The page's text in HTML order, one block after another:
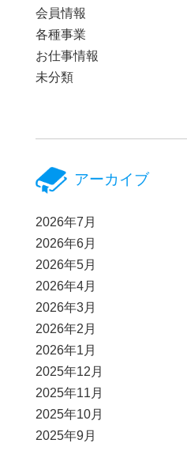
会員情報
各種事業
お仕事情報
未分類
アーカイブ
2026年7月
2026年6月
2026年5月
2026年4月
2026年3月
2026年2月
2026年1月
2025年12月
2025年11月
2025年10月
2025年9月